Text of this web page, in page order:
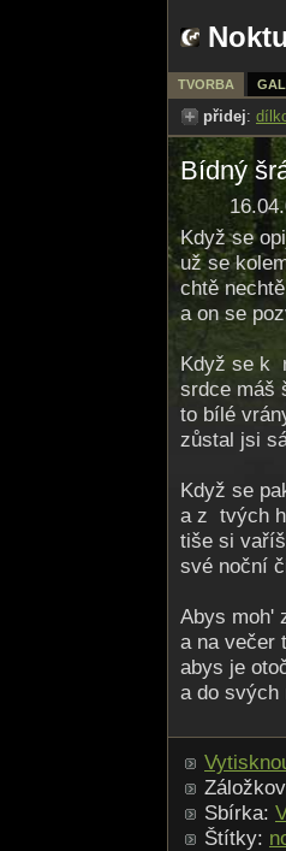
TVORBA
přidej:
Bídný
Když se
už se
chtě
a on se
Když se k
srdce máš
to bílé
zůstal jsi
Když se
a z tvých
tiše si
své noční
Abys moh'
a na večer
abys je
a do svých
Sbírka:
Štítky: